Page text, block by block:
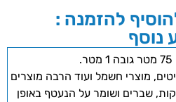
להזמנה :
נוסף
מוצרי חשמל ועוד הרבה מוצרים
שברים ושומר על הנעטף באופן